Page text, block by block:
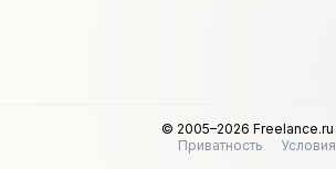
© 2005–2026 Freelance.ru
Приватность
Условия